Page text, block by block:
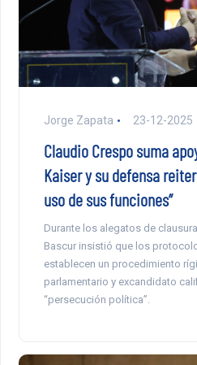
Jorge Zapata 23-12-2025
Claudio Crespo suma
Kaiser y su defensa
uso de sus funciones”
Durante los alegatos de
Bascur insistió que los
establecen un procedimiento
parlamentario y excandidato
“persecución política”.